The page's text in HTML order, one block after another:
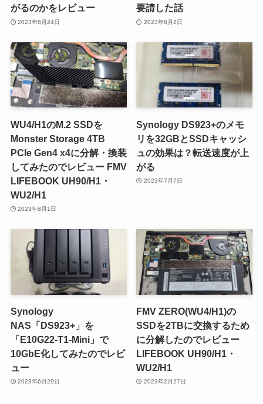
がるのかをレビュー
2023年8月24日
要請した話
2023年8月2日
WU4/H1のM.2 SSDを
Monster Storage 4TB
PCIe Gen4 x4に分解・換装
してみたのでレビュー FMV
LIFEBOOK UH90/H1・
WU2/H1
2023年8月1日
Synology DS923+のメモ
リを32GBとSSDキャッシ
ュの効果は？転送速度が上
がる
2023年7月7日
Synology
NAS「DS923+」を
「E10G22-T1-Mini」で
10GbE化してみたのでレビ
ュー
2023年6月29日
FMV ZERO(WU4/H1)の
SSDを2TBに交換するため
に分解したのでレビュー
LIFEBOOK UH90/H1・
WU2/H1
2023年2月27日